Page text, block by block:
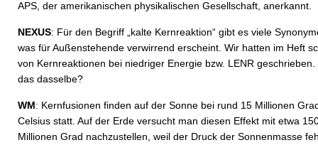
APS, der amerikanischen physikalischen Gesellschaft, anerkannt.
NEXUS: Für den Begriff „kalte Kernreaktion“ gibt es viele
was für Außenstehende verwirrend erscheint. Wir hatten im Heft
von Kernreaktionen bei niedriger Energie bzw. LENR geschrieben.
das dasselbe?
WM: Kernfusionen finden auf der Sonne bei rund 15 Millionen
Celsius statt. Auf der Erde versucht man diesen Effekt mit etwa
Millionen Grad nachzustellen, weil der Druck der Sonnenmasse